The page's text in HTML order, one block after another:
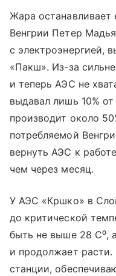
Жара
Венгрии Петер
с электроэнергией,
«Пакш». Из-за
и теперь АЭС не
выдавал лишь 10%
производит около
потребляемой
вернуть АЭС к
чем через месяц.
У АЭС «Кршко» в
до критической
быть не выше 28 С⁰,
и продолжает
станции,